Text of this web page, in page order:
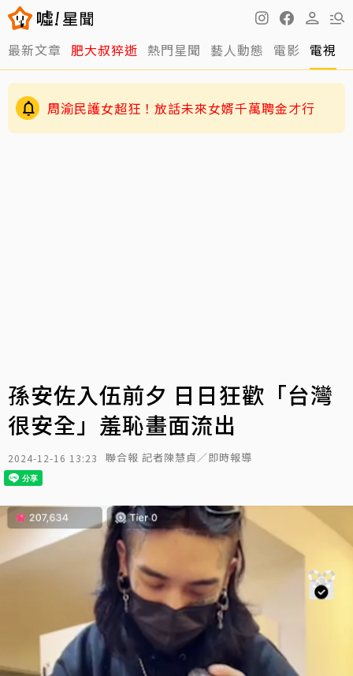
最新文章 肥大叔猝逝 熱門星聞 藝人動態 電影 電視
周渝民護女超狂！放話未來女婿千萬聘金才行
孫安佐入伍前夕 日日狂歡「台灣
很安全」羞恥畫面流出
2024-12-16 13:23 聯合報 記者陳慧貞／即時報導